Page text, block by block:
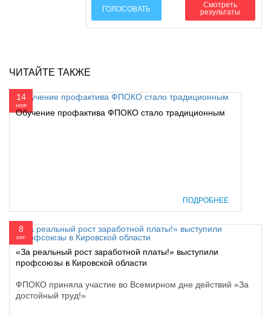
ГОЛОСОВАТЬ
Смотреть
результаты
ЧИТАЙТЕ ТАКЖЕ
14
ноя
Обучение профактива ФПОКО стало традиционным
ПОДРОБНЕЕ
8
окт
«За реальный рост заработной платы!» выступили
профсоюзы в Кировской области
ФПОКО приняла участие во Всемирном дне действий «За
достойный труд!»